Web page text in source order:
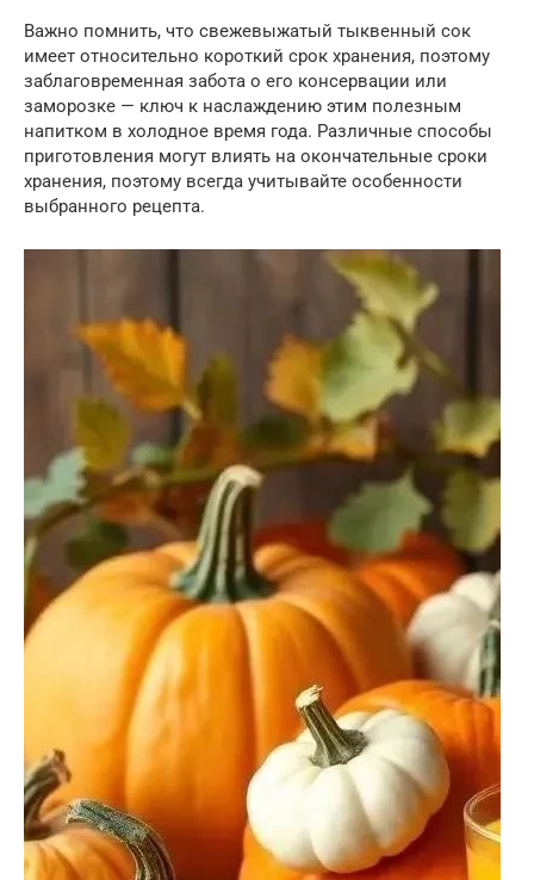
Важно помнить, что свежевыжатый тыквенный сок
имеет относительно короткий срок хранения, поэтому
заблаговременная забота о его консервации или
заморозке — ключ к наслаждению этим полезным
напитком в холодное время года. Различные способы
приготовления могут влиять на окончательные сроки
хранения, поэтому всегда учитывайте особенности
выбранного рецепта.